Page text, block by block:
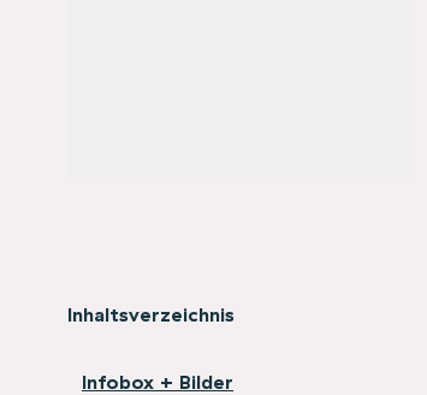
Inhaltsverzeichnis
Infobox + Bilder